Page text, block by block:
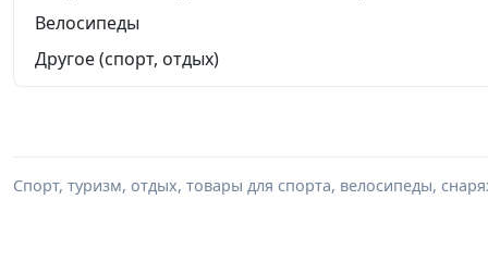
Велосипеды
Другое (спорт, отдых)
Спорт, туризм, отдых, товары для спорта, велосипеды,